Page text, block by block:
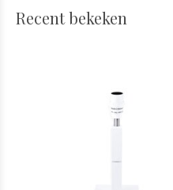
Recent bekeken